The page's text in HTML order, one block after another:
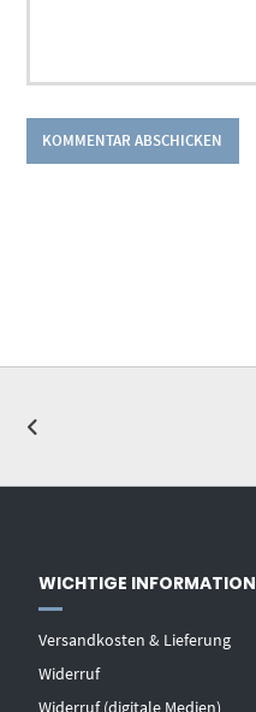
WICHTIGE INFORMATION
Versandkosten & Lieferung
Widerruf
Widerruf (digitale Medien)